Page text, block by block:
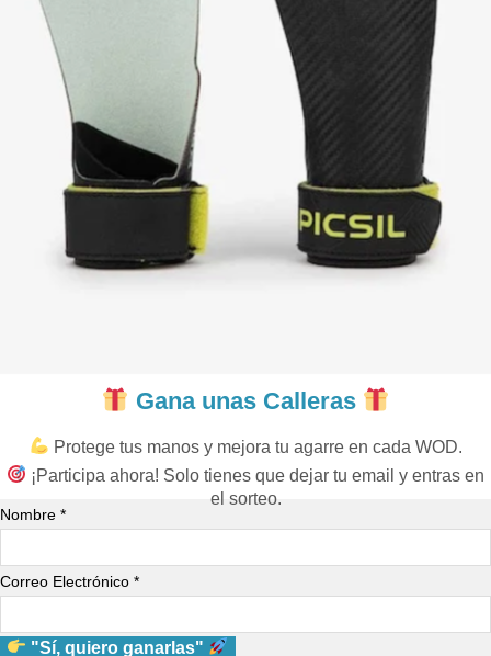
Gana unas Calleras
Protege tus manos y mejora tu agarre en cada WOD.
¡Participa ahora! Solo tienes que dejar tu email y entras en
el sorteo.
Nombre *
Correo Electrónico *
"Sí, quiero ganarlas"